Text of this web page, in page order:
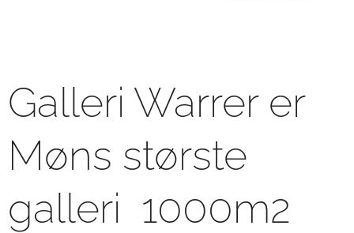
Galleri Warrer er
Møns største
galleri 1000m2